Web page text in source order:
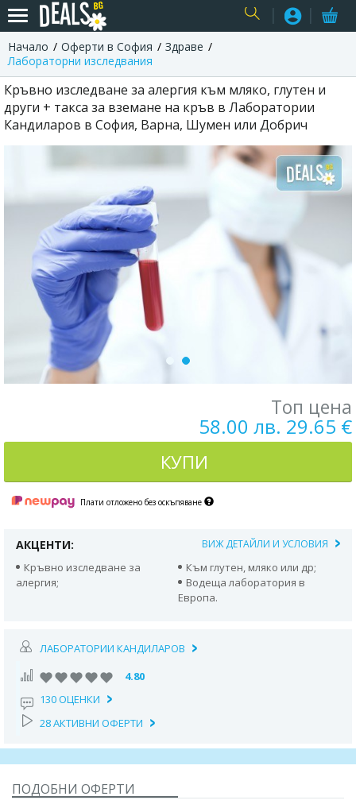
Начало Оферти в София
Здраве
Лабораторни изследвания
Кръвно изследване за алергия към мляко, глутен и
други + такса за вземане на кръв в Лаборатории
Кандиларов в София, Варна, Шумен или Добрич
Топ цена
58.00 лв. 29.65 €
КУПИ
Плати отложено без оскъпяване
АКЦЕНТИ: ВИЖ ДЕТАЙЛИ И УСЛОВИЯ
Кръвно изследване за
алергия;
Към глутен, мляко или др;
Водеща лаборатория в
Европа.
ЛАБОРАТОРИИ КАНДИЛАРОВ
4.80
130 ОЦЕНКИ
28 АКТИВНИ ОФЕРТИ
ПОДОБНИ ОФЕРТИ